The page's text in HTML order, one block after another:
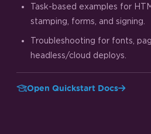
Task-based examples for
stamping, forms, and signing.
Troubleshooting for fonts,
headless/cloud deploys.
Open Quickstart Docs